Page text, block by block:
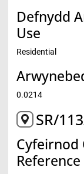
Defnydd
Use
Residential
0.0214
SR/
Cyfeirnod
Reference